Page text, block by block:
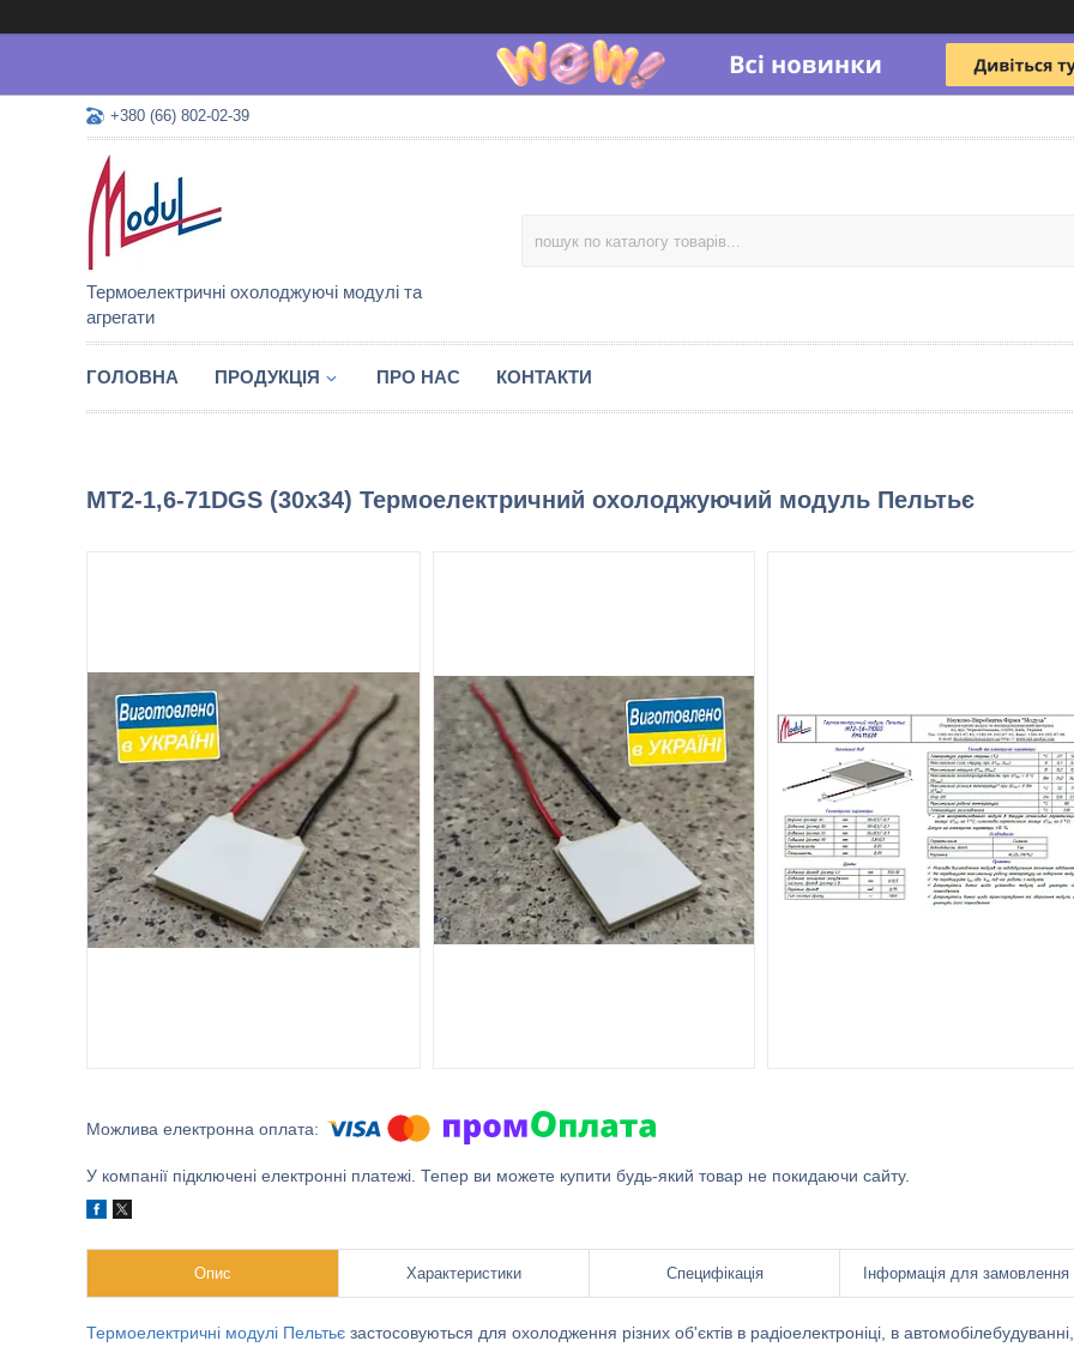
+380 (66) 802-02-39
Термоелектричні охолоджуючі модулі та
агрегати
ГОЛОВНА ПРОДУКЦІЯ ПРО НАС КОНТАКТИ
MT2-1,6-71DGS (30х34) Термоелектричний охолоджуючий модуль Пельтьє
У компанії підключені електронні платежі. Тепер ви можете купити будь-який товар не покидаючи сайту.
Опис Характеристики Специфікація Інформація для замовлення
Термоелектричні модулі Пельтьє застосовуються для охолодження різних об'єктів в радіоелектроніці, в